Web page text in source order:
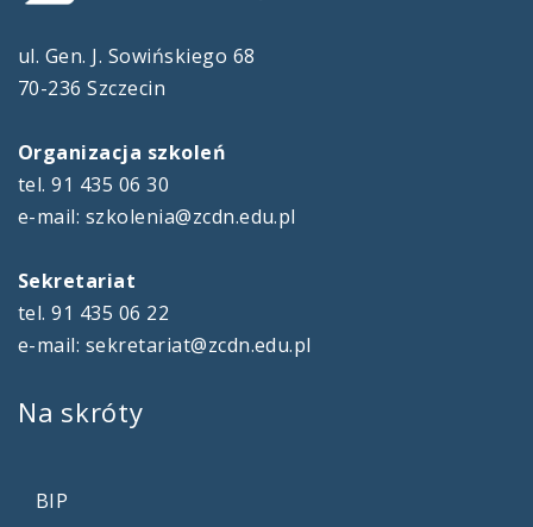
ul. Gen. J. Sowińskiego 68
70-236 Szczecin
Organizacja szkoleń
tel. 91 435 06 30
e-mail: szkolenia@zcdn.edu.pl
Sekretariat
tel. 91 435 06 22
e-mail: sekretariat@zcdn.edu.pl
Na skróty
BIP